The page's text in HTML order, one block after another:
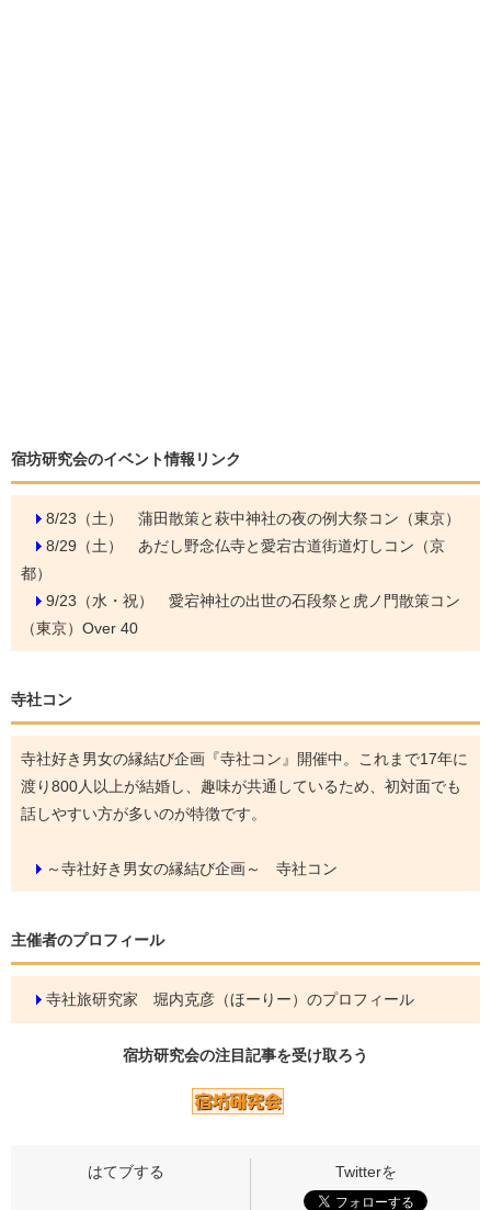
宿坊研究会のイベント情報リンク
8/23（土） 蒲田散策と萩中神社の夜の例大祭コン（東京）
8/29（土） あだし野念仏寺と愛宕古道街道灯しコン（京
都）
9/23（水・祝） 愛宕神社の出世の石段祭と虎ノ門散策コン
（東京）Over 40
寺社コン
寺社好き男女の縁結び企画『寺社コン』開催中。これまで17年に
渡り800人以上が結婚し、趣味が共通しているため、初対面でも
話しやすい方が多いのが特徴です。
～寺社好き男女の縁結び企画～ 寺社コン
主催者のプロフィール
寺社旅研究家 堀内克彦（ほーりー）のプロフィール
宿坊研究会の注目記事を受け取ろう